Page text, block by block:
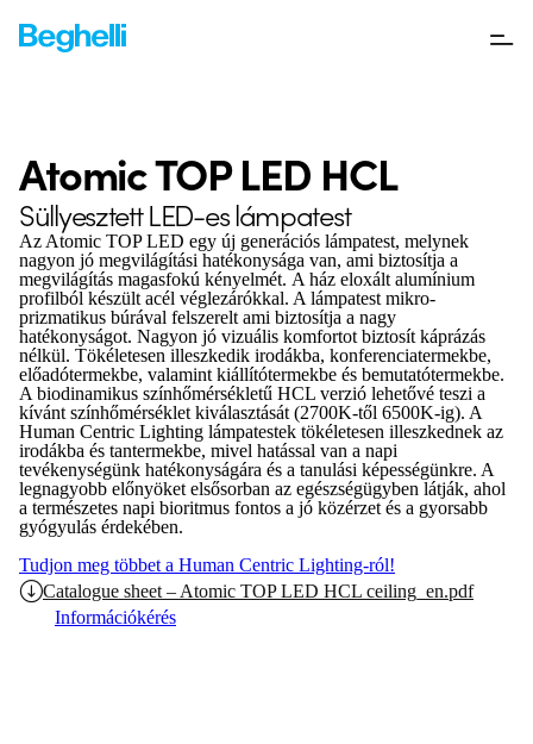
Atomic TOP LED HCL
Süllyesztett LED-es lámpatest
Az Atomic TOP LED egy új generációs lámpatest, melynek
nagyon jó megvilágítási hatékonysága van, ami biztosítja a
megvilágítás magasfokú kényelmét. A ház eloxált alumínium
profilból készült acél véglezárókkal. A lámpatest mikro-
prizmatikus búrával felszerelt ami biztosítja a nagy
hatékonyságot. Nagyon jó vizuális komfortot biztosít káprázás
nélkül. Tökéletesen illeszkedik irodákba, konferenciatermekbe,
előadótermekbe, valamint kiállítótermekbe és bemutatótermekbe.
A biodinamikus színhőmérsékletű HCL verzió lehetővé teszi a
kívánt színhőmérséklet kiválasztását (2700K-től 6500K-ig). A
Human Centric Lighting lámpatestek tökéletesen illeszkednek az
irodákba és tantermekbe, mivel hatással van a napi
tevékenységünk hatékonyságára és a tanulási képességünkre. A
legnagyobb előnyöket elsősorban az egészségügyben látják, ahol
a természetes napi bioritmus fontos a jó közérzet és a gyorsabb
gyógyulás érdekében.
Tudjon meg többet a Human Centric Lighting-ról!
Catalogue sheet – Atomic TOP LED HCL ceiling_en.pdf
Információkérés